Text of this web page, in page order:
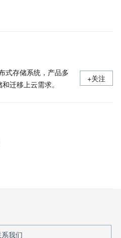
式存储系统，产品多
迁移上云需求。
+关注
我们